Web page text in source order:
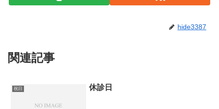
hide3387
関連記事
祝日 休診日